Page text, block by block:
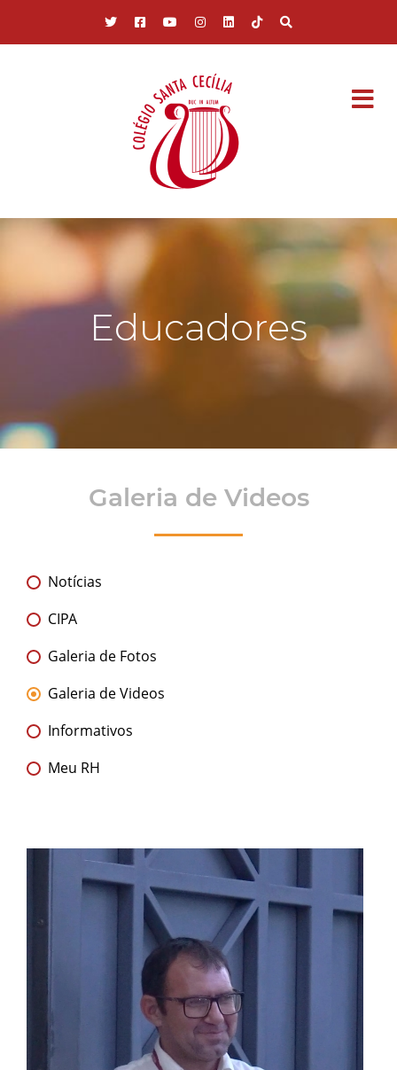
Educadores
Galeria de Videos
Notícias
CIPA
Galeria de Fotos
Galeria de Videos
Informativos
Meu RH